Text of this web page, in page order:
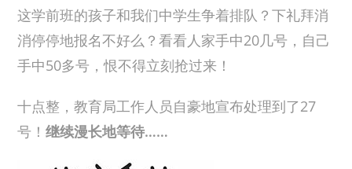
这学前班的孩子和我们中学生争着排队？下礼拜消
消停停地报名不好么？看看人家手中20几号，自己
手中50多号，恨不得立刻抢过来！
十点整，教育局工作人员自豪地宣布处理到了27
号！继续漫长地等待……